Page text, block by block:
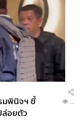
นาด 6-10 ท่าน
นกรุ๊ปขนาดเล็ก
กำหนด หรือถ้ามี
ถจัดโต๊ะแยกและ
จองได้ผ่าน
ยละเอียดเพิ่มเติม
มพินิจฯ ชี้
ล่อยตัว
...